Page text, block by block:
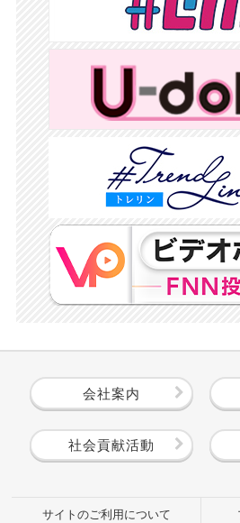
会社案内
社会貢献活動
サイトのご利用について